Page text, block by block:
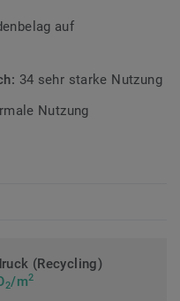
, unseren
auf
34 sehr starke Nutzung
Nutzung
(Recycling)
2/m2